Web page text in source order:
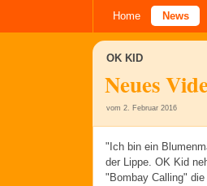
Home News
OK KID
Neues
vom 2. Februar 2016
"Ich bin ein
der Lippe. OK Kid
"Bombay Calling"